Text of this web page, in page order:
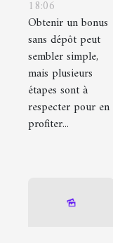
sans dépôt
avec succès
18:06
Obtenir un bonus
sans dépôt peut
sembler simple,
mais plusieurs
étapes sont à
respecter pour en
profiter...